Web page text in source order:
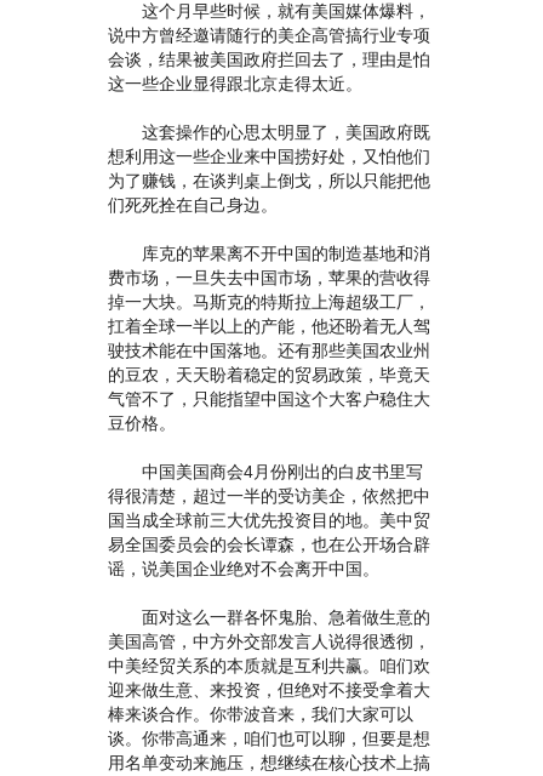
这个月早些时候，就有美国媒体爆料，
说中方曾经邀请随行的美企高管搞行业专项
会谈，结果被美国政府拦回去了，理由是怕
这一些企业显得跟北京走得太近。
这套操作的心思太明显了，美国政府既
想利用这一些企业来中国捞好处，又怕他们
为了赚钱，在谈判桌上倒戈，所以只能把他
们死死拴在自己身边。
库克的苹果离不开中国的制造基地和消
费市场，一旦失去中国市场，苹果的营收得
掉一大块。马斯克的特斯拉上海超级工厂，
扛着全球一半以上的产能，他还盼着无人驾
驶技术能在中国落地。还有那些美国农业州
的豆农，天天盼着稳定的贸易政策，毕竟天
气管不了，只能指望中国这个大客户稳住大
豆价格。
中国美国商会4月份刚出的白皮书里写
得很清楚，超过一半的受访美企，依然把中
国当成全球前三大优先投资目的地。美中贸
易全国委员会的会长谭森，也在公开场合辟
谣，说美国企业绝对不会离开中国。
面对这么一群各怀鬼胎、急着做生意的
美国高管，中方外交部发言人说得很透彻，
中美经贸关系的本质就是互利共赢。咱们欢
迎来做生意、来投资，但绝对不接受拿着大
棒来谈合作。你带波音来，我们大家可以
谈。你带高通来，咱们也可以聊，但要是想
用名单变动来施压，想继续在核心技术上搞